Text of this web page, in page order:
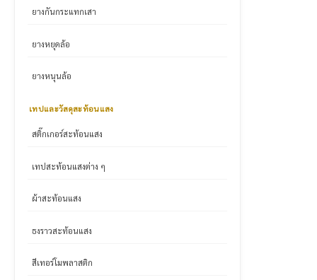
ยางกันกระแทกเสา
ยางหยุดล้อ
ยางหนุนล้อ
เทปและวัสดุสะท้อนแสง
สติ๊กเกอร์สะท้อนแสง
เทปสะท้อนแสงต่าง ๆ
ผ้าสะท้อนแสง
ธงราวสะท้อนแสง
สีเทอร์โมพลาสติก